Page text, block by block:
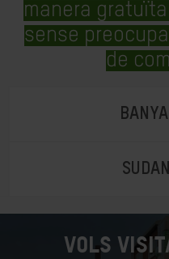
manera
sense
de
Vols